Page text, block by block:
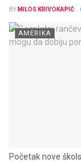
BY MILOS KRIVOKAPIĆ
AMERIKA
Početak nove